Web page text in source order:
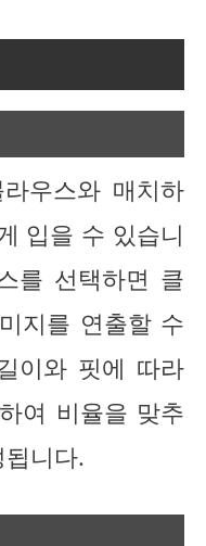
우스와 매치하
입을 수 있습니
를 선택하면 클
지를 연출할 수
이와 핏에 따라
여 비율을 맞추
니다.